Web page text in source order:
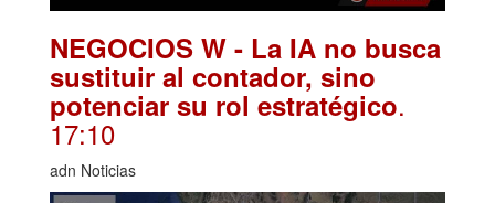
NEGOCIOS W - La IA no busca
sustituir al contador, sino
potenciar su rol estratégico.
17:10
adn Noticias